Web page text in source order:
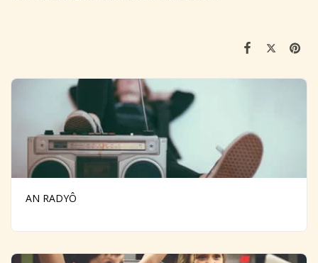
AN RADYÔ